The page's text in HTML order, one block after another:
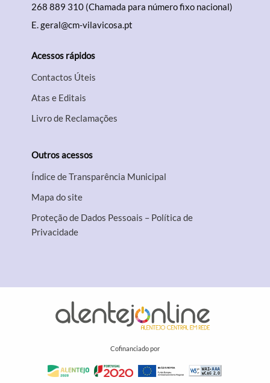
268 889 310 (Chamada para número fixo nacional)
E.geral@cm-vilavicosa.pt
Acessos rápidos
Contactos Úteis
Atas e Editais
Livro de Reclamações
Outros acessos
Índice de Transparência Municipal
Mapa do site
Proteção de Dados Pessoais – Política de
Privacidade
Cofinanciado por